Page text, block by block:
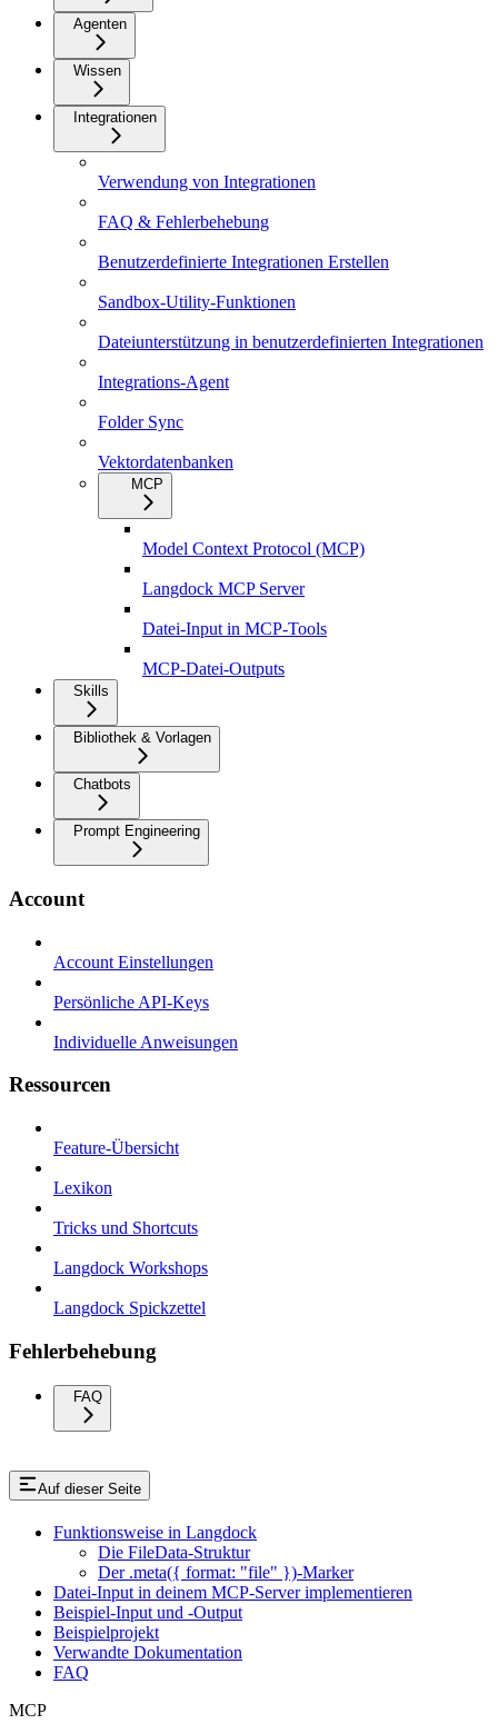
Agenten
Wissen
Integrationen
Verwendung von Integrationen
FAQ & Fehlerbehebung
Benutzerdefinierte Integrationen Erstellen
Sandbox-Utility-Funktionen
Dateiunterstützung in benutzerdefinierten Integrationen
Integrations-Agent
Folder Sync
Vektordatenbanken
MCP
Model Context Protocol (MCP)
Langdock MCP Server
Datei-Input in MCP-Tools
MCP-Datei-Outputs
Skills
Bibliothek & Vorlagen
Chatbots
Prompt Engineering
Account
Account Einstellungen
Persönliche API-Keys
Individuelle Anweisungen
Ressourcen
Feature-Übersicht
Lexikon
Tricks und Shortcuts
Langdock Workshops
Langdock Spickzettel
Fehlerbehebung
FAQ
Auf dieser Seite
Funktionsweise in Langdock
Die FileData-Struktur
Der .meta({ format: "file" })-Marker
Datei-Input in deinem MCP-Server implementieren
Beispiel-Input und -Output
Beispielprojekt
Verwandte Dokumentation
FAQ
MCP